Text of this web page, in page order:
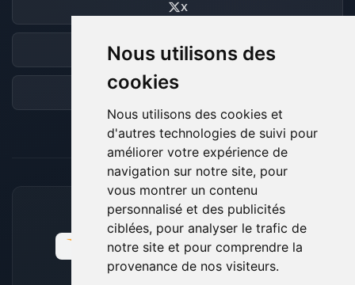
Nous utilisons des
cookies
Nous utilisons des cookies et
d'autres technologies de suivi pour
améliorer votre expérience de
navigation sur notre site, pour
vous montrer un contenu
personnalisé et des publicités
ciblées, pour analyser le trafic de
notre site et pour comprendre la
provenance de nos visiteurs.
X
Discord
Forum
MOYENS DE PAIEMENT ACCEPTÉS